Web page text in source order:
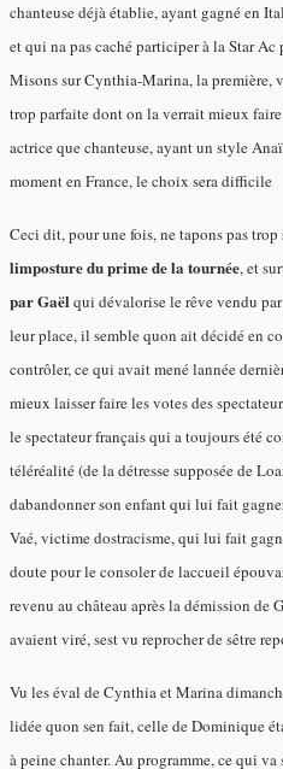
chanteuse déjà établie, ayant gagné en
et qui na pas caché participer à la Star
Misons sur Cynthia-Marina, la première,
trop parfaite dont on la verrait mieux
actrice que chanteuse, ayant un style
moment en France, le choix sera difficile
Ceci dit, pour une fois, ne tapons pas trop
limposture du prime de la tournée, et
par Gaëlqui dévalorise le rêve vendu
leur place, il semble quon ait décidé en
contrôler, ce qui avait mené lannée
mieux laisser faire les votes des
le spectateur français qui a toujours été
téléréalité (de la détresse supposée de
dabandonner son enfant qui lui fait
Vaé, victime dostracisme, qui lui fait
doute pour le consoler de laccueil
revenu au château après la démission de
avaient viré, sest vu reprocher de sêtre
Vu les éval de Cynthia et Marina
lidée quon sen fait, celle de Dominique
à peine chanter. Au programme, ce qui